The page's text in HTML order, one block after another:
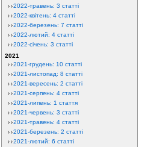
2022-травень: 3 статті
2022-квітень: 4 статті
2022-березень: 7 статті
2022-лютий: 4 статті
2022-січень: 3 статті
2021
2021-грудень: 10 статті
2021-листопад: 8 статті
2021-вересень: 2 статті
2021-серпень: 4 статті
2021-липень: 1 стаття
2021-червень: 3 статті
2021-травень: 4 статті
2021-березень: 2 статті
2021-лютий: 6 статті